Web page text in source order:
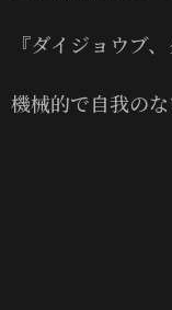
『ダイジョウブ
機械的で自我のな